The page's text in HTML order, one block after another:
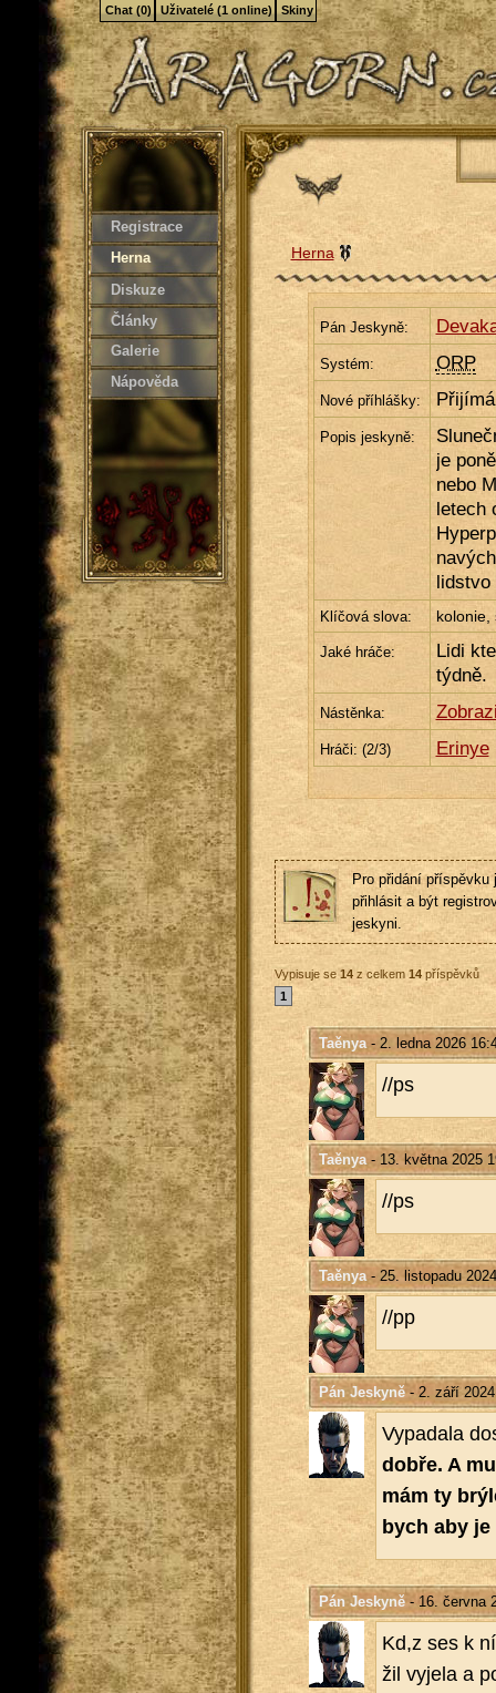
Registrace
Herna
Diskuze
Články
Galerie
Nápověda
Herna
Pán Jeskyně:
Systém: ORP
Nové příhlášky:
Popis jeskyně:
je
nebo
letech
lidstvo
Klíčová slova: kolonie,
Jaké hráče:
Lidi
týdně.
Nástěnka:
Hráči: (2/3) Erinye
Pro přidání příspěvku
přihlásit a být
jeskyni.
Vypisuje se14z celkem 14příspěvků
1
Taěnya- 2. ledna 2026
//ps
Taěnya- 13. května 2025
//ps
Taěnya- 25. listopadu
//pp
Pán Jeskyně- 2. září 2024
Vy­pa­da­la
dobře. A
mám ty
bych aby
Pán Jeskyně- 16. června
Kd,z ses k
žil vy­je­la a
Chat (0) Uživatelé (1 online) Skiny